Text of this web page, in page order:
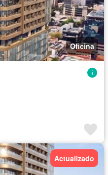
Oficina
Actualizado